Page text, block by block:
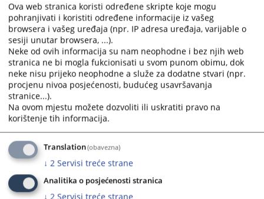
Datum od
Navigate
forward
to
interact
with
the
calendar
and
select
a
date.
Press
the
question
Datum do
Navigate
forward
to
interact
with
the
calendar
select
a
Sortiraj po
Odaberi...
Napredne stavke
Pretraži
Ova web stranica koristi određene skripte koje mogu
pohranjivati i koristiti određene informacije iz vašeg
browsera i vašeg uređaja (npr. IP adresa uređaja, varijable o
sesiji unutar browsera, ...).
Neke od ovih informacija su nam neophodne i bez njih web
stranica ne bi mogla fukcionisati u svom punom obimu, dok
neke nisu prijeko neophodne a služe za dodatne stvari (npr.
procjenu nivoa posjećenosti, budućeg usavršavanja
stranice...).
Na ovom mjestu možete dozvoliti ili uskratiti pravo na
korištenje tih informacija.
Translation(obavezna)
↓ 2 Servisi treće strane
Analitika o posjećenosti stranica
↓ 2 Servisi treće strane